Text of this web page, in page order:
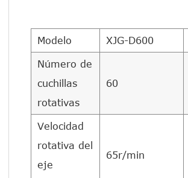
Modelo XJG-D600
Número de
cuchillas
rotativas
60
Velocidad
rotativa del
eje
65r/min